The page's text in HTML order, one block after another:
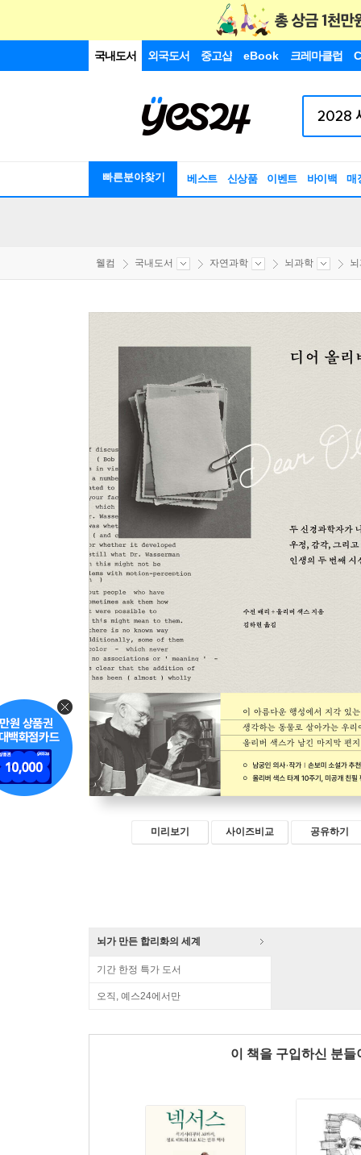
국내도서 외국도서 중고샵 eBook 크레마클럽
빠른분야찾기 베스트 신상품 이벤트 바이백 매
웰컴 국내도서 자연과학 뇌과학
미리보기 사이즈비교 공유하기
뇌가 만든 합리화의 세계
기간 한정 특가 도서
오직, 예스24에서만
이 책을 구입하신 분